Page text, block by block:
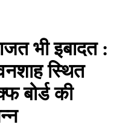
भी इबादत :
स्थित
बोर्ड की